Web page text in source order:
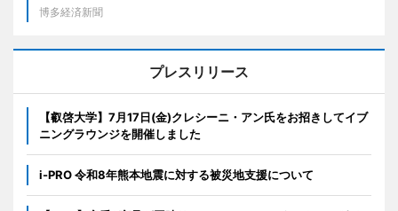
博多経済新聞
プレスリリース
【叡啓大学】7月17日(金)クレシーニ・アン氏をお招きしてイブ
ニングラウンジを開催しました
i-PRO 令和8年熊本地震に対する被災地支援について